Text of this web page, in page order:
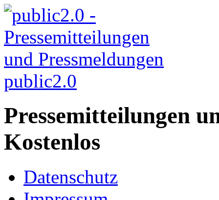
public2.0
Pressemitteilungen
Kostenlos
Datenschutz